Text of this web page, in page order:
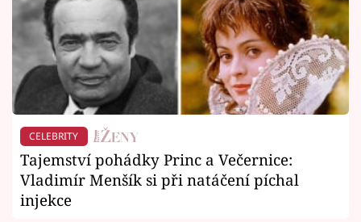
CELEBRITY
Tajemství pohádky Princ a Večernice:
Vladimír Menšík si při natáčení píchal
injekce